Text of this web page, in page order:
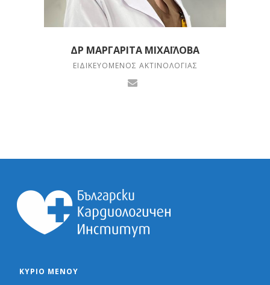
ΔΡ ΜΑΡΓΑΡΊΤΑ ΜΙΧΑΪ́ΛΟΒΑ
ΕΙΔΙΚΕΥΌΜΕΝΟΣ ΑΚΤΙΝΟΛΟΓΊΑΣ
ΚΎΡΙΟ ΜΕΝΟΎ